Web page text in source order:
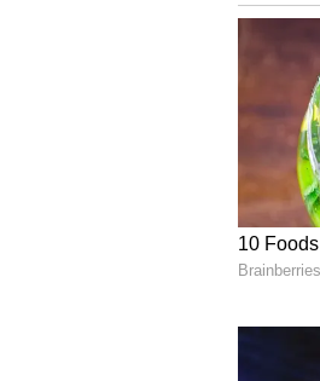
ఈ గ్లింప్స్‌
మొత్తానికి ఈ
స్క్వేర్' ఎలా
ఫిబ్రవరి
అచ్చు